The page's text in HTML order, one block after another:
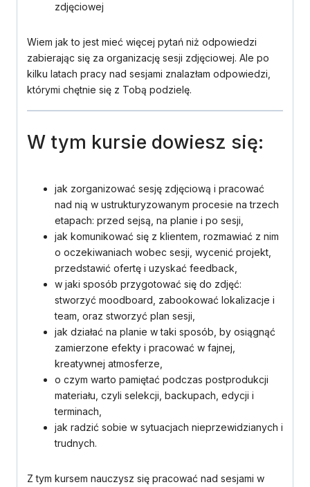
zdjęciowej
Wiem jak to jest mieć więcej pytań niż odpowiedzi
zabierając się za organizację sesji zdjęciowej. Ale po
kilku latach pracy nad sesjami znalazłam odpowiedzi,
którymi chętnie się z Tobą podzielę.
W tym kursie dowiesz się:
jak zorganizować sesję zdjęciową i pracować
nad nią w ustrukturyzowanym procesie na trzech
etapach: przed sejsą, na planie i po sesji,
jak komunikować się z klientem, rozmawiać z nim
o oczekiwaniach wobec sesji, wycenić projekt,
przedstawić ofertę i uzyskać feedback,
w jaki sposób przygotować się do zdjęć:
stworzyć moodboard, zabookować lokalizacje i
team, oraz stworzyć plan sesji,
jak działać na planie w taki sposób, by osiągnąć
zamierzone efekty i pracować w fajnej,
kreatywnej atmosferze,
o czym warto pamiętać podczas postprodukcji
materiału, czyli selekcji, backupach, edycji i
terminach,
jak radzić sobie w sytuacjach nieprzewidzianych i
trudnych.
Z tym kursem nauczysz się pracować nad sesjami w